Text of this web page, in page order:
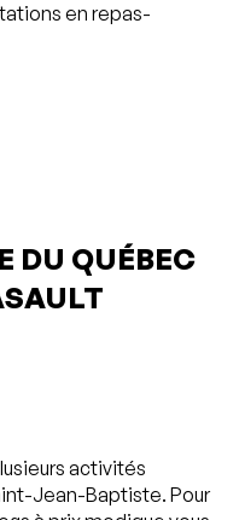
en repas-
DU QUÉBEC
activités
Jean-Baptiste. Pour